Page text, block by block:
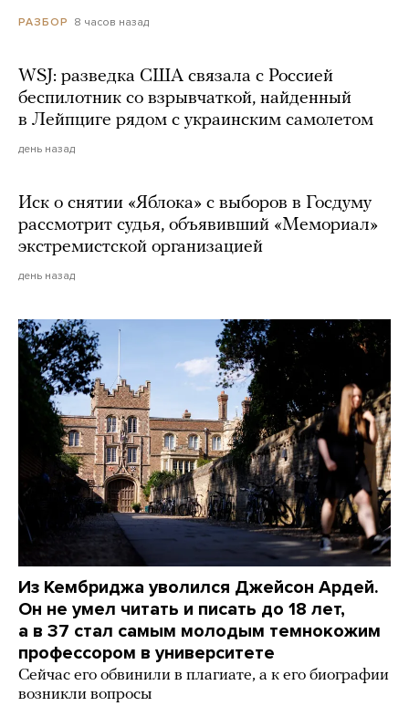
РАЗБОР 8 часов назад
WSJ: разведка США связала с Россией
беспилотник со взрывчаткой, найденный
в Лейпциге рядом с украинским самолетом
день назад
Иск о снятии «Яблока» с выборов в Госдуму
рассмотрит судья, объявивший «Мемориал»
экстремистской организацией
день назад
Из Кембриджа уволился Джейсон Ардей.
Он не умел читать и писать до 18 лет,
а в 37 стал самым молодым темнокожим
профессором в университете
Сейчас его обвинили в плагиате, а к его биографии
возникли вопросы